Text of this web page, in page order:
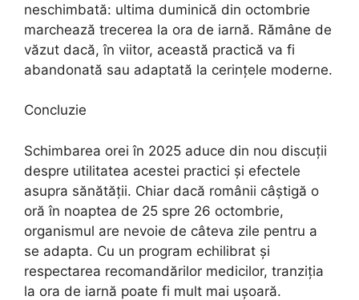
neschimbată: ultima duminică din octombrie
marchează trecerea la ora de iarnă. Rămâne de
văzut dacă, în viitor, această practică va fi
abandonată sau adaptată la cerințele moderne.
Concluzie
Schimbarea orei în 2025 aduce din nou discuții
despre utilitatea acestei practici și efectele
asupra sănătății. Chiar dacă românii câștigă o
oră în noaptea de 25 spre 26 octombrie,
organismul are nevoie de câteva zile pentru a
se adapta. Cu un program echilibrat și
respectarea recomandărilor medicilor, tranziția
la ora de iarnă poate fi mult mai ușoară.